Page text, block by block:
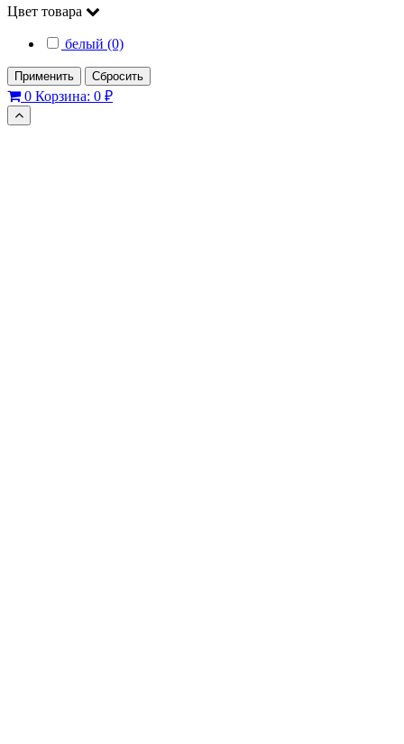
Цвет товара
белый (0)
Применить Сбросить
0 Корзина: 0 ₽